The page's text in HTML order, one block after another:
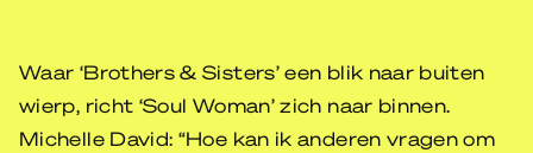
Waar ‘Brothers & Sisters’ een blik naar buiten
wierp, richt ‘Soul Woman’ zich naar binnen.
Michelle David: “Hoe kan ik anderen vragen om